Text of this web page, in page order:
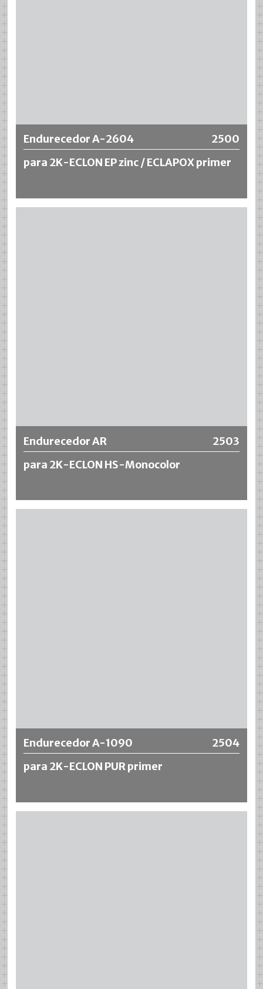
2500
Endurecedor A-2604
para 2K-ECLON EP zinc / ECLAPOX primer
2503
Endurecedor AR
para 2K-ECLON HS-Monocolor
2504
Endurecedor A-1090
para 2K-ECLON PUR primer